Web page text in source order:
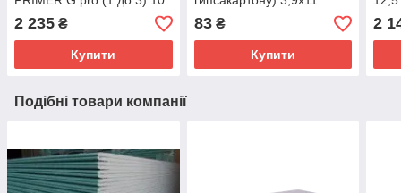
л , Харків
2 235 ₴
Купити
RIGIPS (Saint-Gobain),
упаковка 100 шт.
83₴
Купити
2
Подібні товари компанії